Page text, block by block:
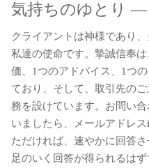
気持ちのゆとり ―
クライアントは神様であり
私達の使命です。摯誠信奉
価、1つのアドバイス、1つ
ており、そして、取引先の
務を設けています。お問い
いましたら、メールアドレス
ただければ、速やかに回答
足のいく回答が得られるはず